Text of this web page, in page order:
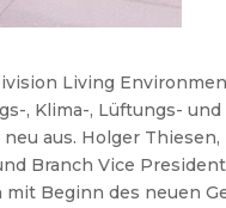
Living
, Klima-, Lüftungs-
aus. Holger
Branch Vice
Beginn des neuen